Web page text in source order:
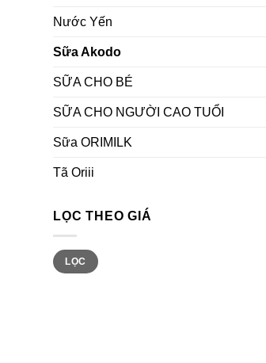
Nước Yến
Sữa Akodo
SỮA CHO BÉ
SỮA CHO NGƯỜI CAO TUỔI
Sữa ORIMILK
Tã Oriii
LỌC THEO GIÁ
Giá
tối
thiểu
Giá
tối
đa
LỌC